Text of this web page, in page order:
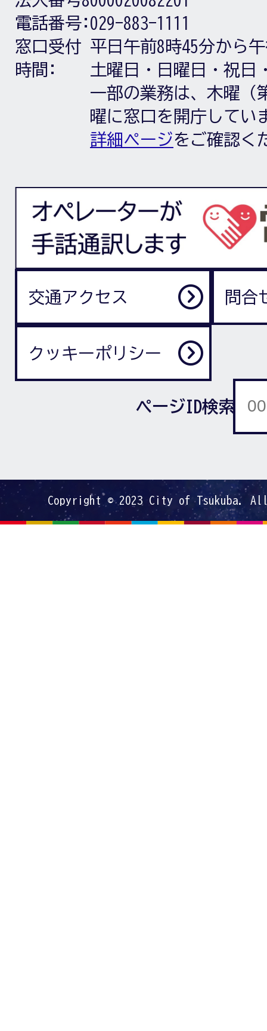
電話番号: 029-883-1111
窓口受付
時間:
平日午前8時45分から
土曜日・日曜日・祝日
一部の業務は、木曜（
曜に窓口を開庁してい
詳細ページをご確認く
交通アクセス 問合
クッキーポリシー
ページID検索
Copyright © 2023 City of Tsukuba.